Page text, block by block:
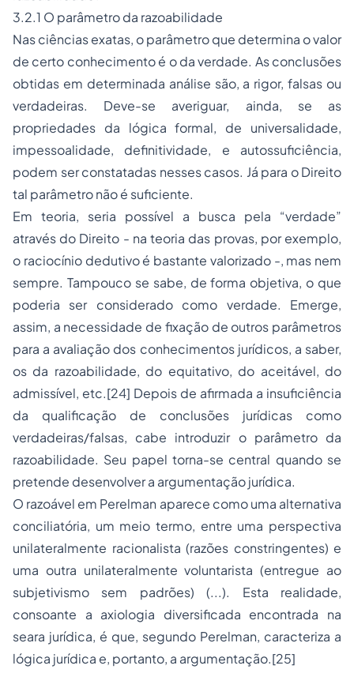
3.2.1 O parâmetro da razoabilidade
Nas ciências exatas, o parâmetro que determina o valor
de certo conhecimento é o da verdade. As conclusões
obtidas em determinada análise são, a rigor, falsas ou
verdadeiras. Deve-se averiguar, ainda, se as
propriedades da lógica formal, de universalidade,
impessoalidade, definitividade, e autossuficiência,
podem ser constatadas nesses casos. Já para o Direito
tal parâmetro não é suficiente.
Em teoria, seria possível a busca pela “verdade”
através do Direito - na teoria das provas, por exemplo,
o raciocínio dedutivo é bastante valorizado -, mas nem
sempre. Tampouco se sabe, de forma objetiva, o que
poderia ser considerado como verdade. Emerge,
assim, a necessidade de fixação de outros parâmetros
para a avaliação dos conhecimentos jurídicos, a saber,
os da razoabilidade, do equitativo, do aceitável, do
admissível, etc.[24] Depois de afirmada a insuficiência
da qualificação de conclusões jurídicas como
verdadeiras/falsas, cabe introduzir o parâmetro da
razoabilidade. Seu papel torna-se central quando se
pretende desenvolver a argumentação jurídica.
O razoável em Perelman aparece como uma alternativa
conciliatória, um meio termo, entre uma perspectiva
unilateralmente racionalista (razões constringentes) e
uma outra unilateralmente voluntarista (entregue ao
subjetivismo sem padrões) (...). Esta realidade,
consoante a axiologia diversificada encontrada na
seara jurídica, é que, segundo Perelman, caracteriza a
lógica jurídica e, portanto, a argumentação.[25]